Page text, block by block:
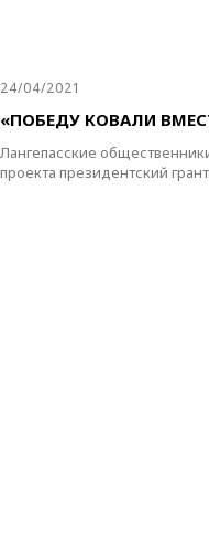
24/04/2021
«ПОБЕДУ КОВАЛИ
Лангепасские
проекта президентский грант